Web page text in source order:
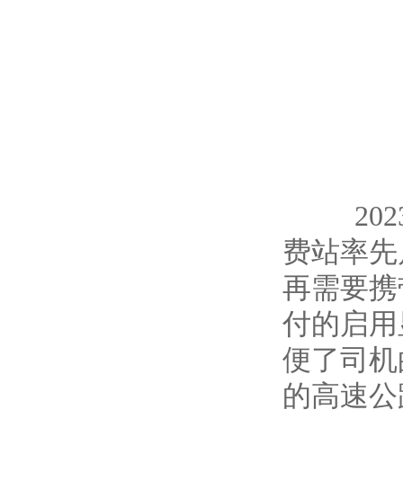
2023
费站率
再需要
付的启
便了司
的高速